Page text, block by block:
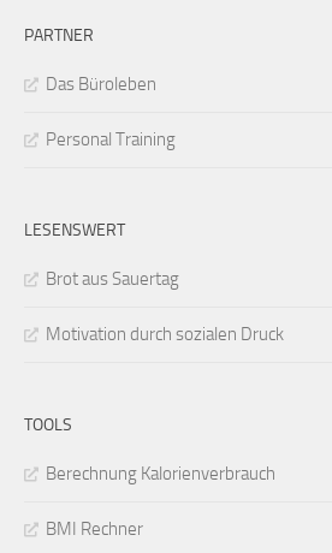
PARTNER
Das Büroleben
Personal Training
LESENSWERT
Brot aus Sauertag
Motivation durch sozialen Druck
TOOLS
Berechnung Kalorienverbrauch
BMI Rechner